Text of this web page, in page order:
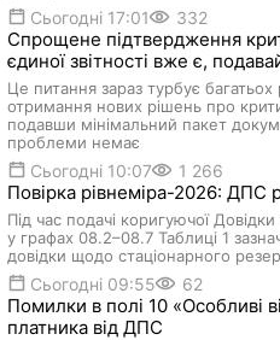
Сьогодні 17:01 332
Спрощене підтвердження
єдиної звітності вже є,
Це питання зараз турбує багатьох
отримання нових рішень про
подавши мінімальний пакет
проблеми немає
Сьогодні 10:07 1 266
Повірка рівнеміра-2026: ДПС
Під час подачі коригуючої
у графах 08.2–08.7 Таблиці 1
довідки щодо стаціонарного
Сьогодні 09:55 62
Помилки в полі 10 «Особливі
платника від ДПС